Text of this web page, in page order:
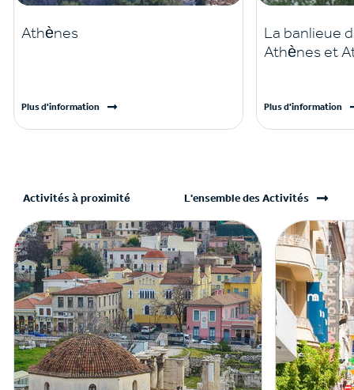
Athènes
Plus d'information
La banlieue
Athènes et
Plus d'information
Activités à proximité L'ensemble des Activités